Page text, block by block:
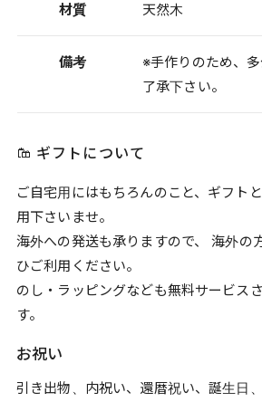
材質 天然木
備考
※手作りのため、
了承下さい。
ギフトについて
ご自宅用にはもちろんのこと、ギフト
用下さいませ。
海外への発送も承りますので、 海外の
ひご利用ください。
のし・ラッピングなども無料サービス
す。
お祝い
引き出物、内祝い、還暦祝い、誕生日